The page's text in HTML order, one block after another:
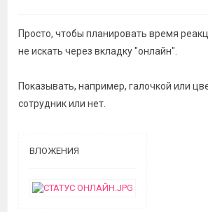
Просто, чтобы планировать время
не искать через вкладку "онлайн".
Показывать, например, галочкой или
сотрудник или нет.
ВЛОЖЕНИЯ